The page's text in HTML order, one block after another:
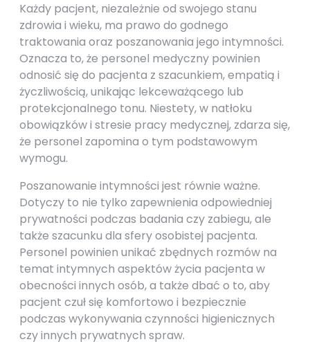
Każdy pacjent, niezależnie od swojego stanu
zdrowia i wieku, ma prawo do godnego
traktowania oraz poszanowania jego intymności.
Oznacza to, że personel medyczny powinien
odnosić się do pacjenta z szacunkiem, empatią i
życzliwością, unikając lekceważącego lub
protekcjonalnego tonu. Niestety, w natłoku
obowiązków i stresie pracy medycznej, zdarza się,
że personel zapomina o tym podstawowym
wymogu.
Poszanowanie intymności jest równie ważne.
Dotyczy to nie tylko zapewnienia odpowiedniej
prywatności podczas badania czy zabiegu, ale
także szacunku dla sfery osobistej pacjenta.
Personel powinien unikać zbędnych rozmów na
temat intymnych aspektów życia pacjenta w
obecności innych osób, a także dbać o to, aby
pacjent czuł się komfortowo i bezpiecznie
podczas wykonywania czynności higienicznych
czy innych prywatnych spraw.